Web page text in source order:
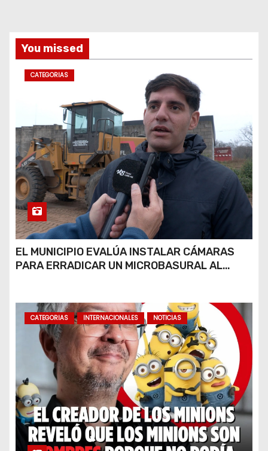
You missed
CATEGORIAS
EL MUNICIPIO EVALÚA INSTALAR CÁMARAS
PARA ERRADICAR UN MICROBASURAL AL
CATEGORIAS INTERNACIONALES NOTICIAS